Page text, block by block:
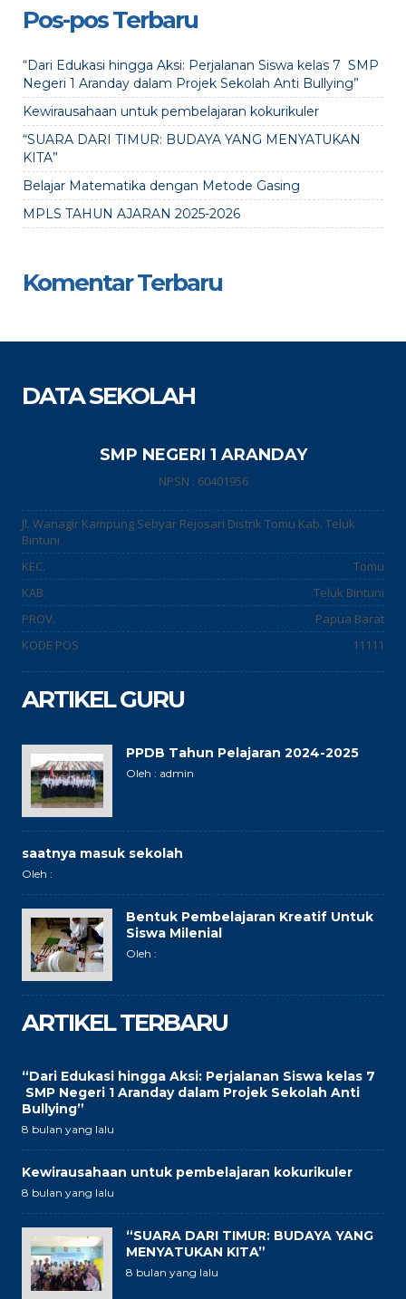
Pos-pos Terbaru
“Dari Edukasi hingga Aksi: Perjalanan Siswa kelas 7 SMP
Negeri 1 Aranday dalam Projek Sekolah Anti Bullying”
Kewirausahaan untuk pembelajaran kokurikuler
“SUARA DARI TIMUR: BUDAYA YANG MENYATUKAN
KITA”
Belajar Matematika dengan Metode Gasing
MPLS TAHUN AJARAN 2025-2026
Komentar Terbaru
DATA SEKOLAH
SMP NEGERI 1 ARANDAY
NPSN : 60401956
Jl. Wanagir Kampung Sebyar Rejosari Distrik Tomu Kab. Teluk
Bintuni
KEC.
Tomu
KAB.
Teluk Bintuni
PROV.
Papua Barat
KODE POS
11111
ARTIKEL GURU
PPDB Tahun Pelajaran 2024-2025
Oleh : admin
saatnya masuk sekolah
Oleh :
Bentuk Pembelajaran Kreatif Untuk
Siswa Milenial
Oleh :
ARTIKEL TERBARU
“Dari Edukasi hingga Aksi: Perjalanan Siswa kelas 7
SMP Negeri 1 Aranday dalam Projek Sekolah Anti
Bullying”
8 bulan yang lalu
Kewirausahaan untuk pembelajaran kokurikuler
8 bulan yang lalu
“SUARA DARI TIMUR: BUDAYA YANG
MENYATUKAN KITA”
8 bulan yang lalu